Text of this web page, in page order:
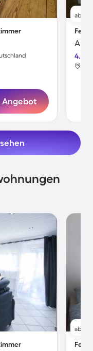
Angebot
ab
4.3
ab